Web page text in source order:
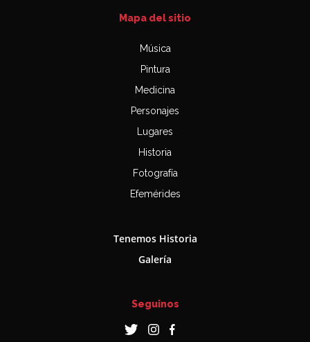
Mapa del sitio
Música
Pintura
Medicina
Personajes
Lugares
Historia
Fotografía
Efemérides
Tenemos Historia
Galería
Seguinos